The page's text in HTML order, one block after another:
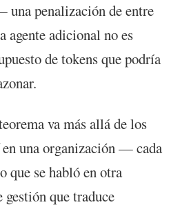
una penalización de entre
agente adicional no es
de tokens que podría
va más allá de los
una organización — cada
que se habló en otra
gestión que traduce